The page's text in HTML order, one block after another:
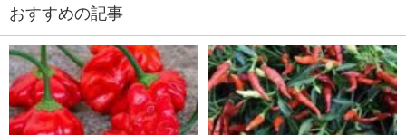
おすすめの記事